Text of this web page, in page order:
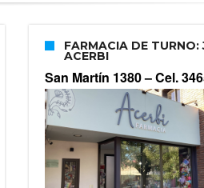
FARMACIA DE
ACERBI
San Martín 1380 –Cel.